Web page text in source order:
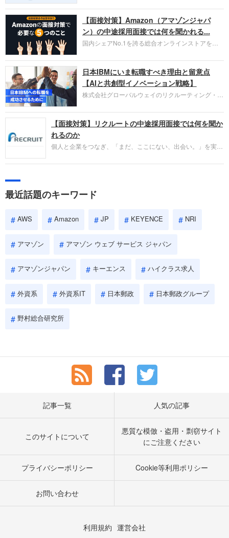
お勧めするイチオシ企業をご紹介します。今回はク
ラウド型CRMプラットフォームを提供する
HubSpot Japan（ハブスポット・ジャパン）株式会
社です。採用面接対策の企業研究にご活用くださ
い。
【面接対策】Amazon（アマゾンジャパ
ン）の中途採用面接では何を聞かれる...
国内シェアNo.1を誇る総合オンラインストアを運
圧倒的な存在感を持つAmazon。中途採用面接では
過去の具体的な業務成果やリーダーシップの発揮、
失敗からの学びが重視され、人間性やカルチャーフ
ィットも評価対象となり、長期的に成長できる仲間
であるかを多角的に審査されます。
日本IBMにいま転職すべき理由と留意点
【AIと共創型イノベーション戦略】
株式会社グローバルウェイのリクルーティング・パ
パーソンが利用する企業口コミサイト「キャリコ
ネ」の転職エージェントがお勧めするイチオシ企業
IBMです。採用面接対策の企業研究にご活用くださ
い。
【面接対策】リクルートの中途採用面接では何を聞か
れるのか
個人と企業をつなぎ、「まだ、ここにない、出会い。」を実現
やこれまでの成果を具体的に問われるほか、「人間性」も評価
しょう。
最近話題のキーワード
AWS Amazon JP KEYENCE NRI
アマゾン アマゾン ウェブ サービス ジャパン
アマゾンジャパン キーエンス ハイクラス求人
外資系 外資系IT 日本郵政 日本郵政グループ
野村総合研究所
記事一覧 人気の記事
このサイトについて
悪質な模倣・盗用・剽窃サイト
にご注意ください
プライバシーポリシー Cookie等利用ポリシー
お問い合わせ
利用規約 運営会社